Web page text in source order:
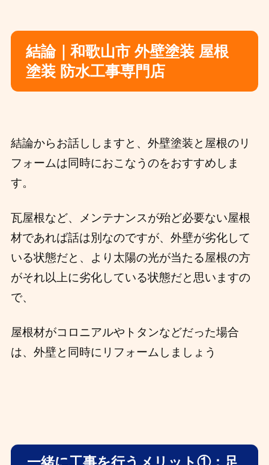
結論｜和歌山市 外壁塗装 屋根
塗装 防水工事専門店
結論からお話ししますと、外壁塗装と屋根のリ
フォームは同時におこなうのをおすすめしま
す。
瓦屋根など、メンテナンスが殆ど必要ない屋根
材であれば話は別なのですが、 外壁が劣化して
いる状態だと、より太陽の光が当たる屋根の方
がそれ以上に劣化している状態だと思いますの
で、
屋根材がコロニアルやトタンなどだった場合
は、外壁と同時にリフォームしましょう